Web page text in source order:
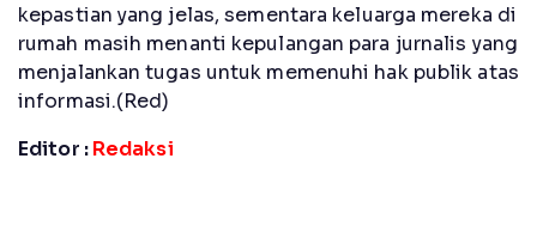
kepastian yang jelas, sementara keluarga mereka di
rumah masih menanti kepulangan para jurnalis yang
menjalankan tugas untuk memenuhi hak publik atas
informasi.(Red)
Editor :Redaksi